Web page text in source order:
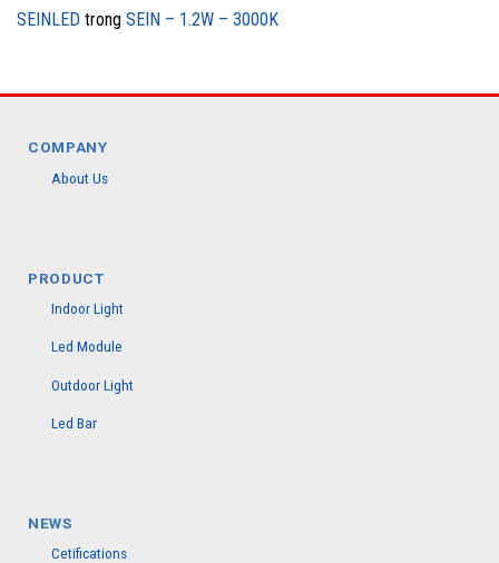
SEINLED trong SEIN – 1.2W – 3000K
COMPANY
About Us
PRODUCT
Indoor Light
Led Module
Outdoor Light
Led Bar
NEWS
Cetifications